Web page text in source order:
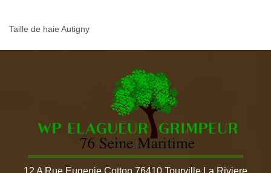
Taille de haie Autigny
12 A Rue Eugenie Cotton 76410 Tourville La Riviere